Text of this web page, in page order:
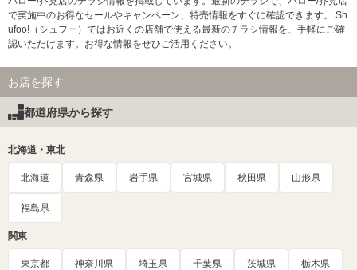
で実施中のお得なセールやキャンペーン、特売情報をすぐに確認できます。 Sh
ufoo!（シュフー）ではお近くの店舗で使える最新のチラシ情報を、手軽にご確
認いただけます。お得な情報をぜひご活用ください。
お店を探す
都道府県から探す
北海道・東北
北海道 青森県 岩手県 宮城県 秋田県 山形県
福島県
関東
東京都 神奈川県 埼玉県 千葉県 茨城県 栃木県